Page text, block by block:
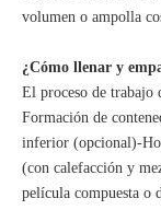
volumen o ampolla
¿Cómo llenar y
El proceso de trabajo
Formación de
inferior (opcional)-
(con calefacción y
película compuesta o